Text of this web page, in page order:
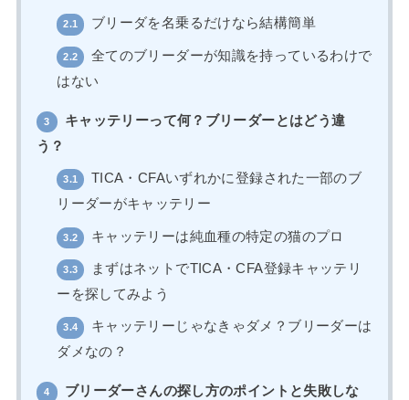
2.1 ブリーダを名乗るだけなら結構簡単
2.2
全てのブリーダーが知識を持っているわけで
はない
3
キャッテリーって何？ブリーダーとはどう違
う？
3.1
TICA・CFAいずれかに登録された一部のブ
リーダーがキャッテリー
3.2 キャッテリーは純血種の特定の猫のプロ
3.3
まずはネットでTICA・CFA登録キャッテリ
ーを探してみよう
3.4
キャッテリーじゃなきゃダメ？ブリーダーは
ダメなの？
4
ブリーダーさんの探し方のポイントと失敗しな